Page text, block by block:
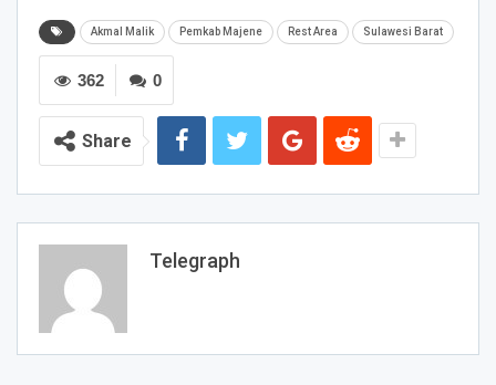
Akmal Malik Pemkab Majene Rest Area Sulawesi Barat
0
362
Share
Telegraph